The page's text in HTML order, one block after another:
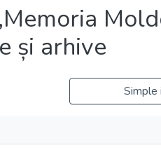
și arhive
Simple